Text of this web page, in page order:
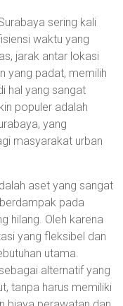
sering kali
waktu yang
jarak antar lokasi
yang padat, memilih
hal yang sangat
populer adalah
yang
masyarakat urban
aset yang sangat
pada
hilang. Oleh karena
yang fleksibel dan
utama.
alternatif yang
tanpa harus memiliki